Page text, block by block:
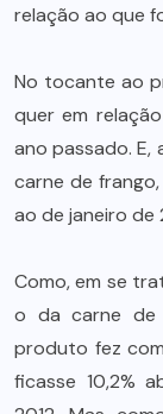
relação ao que
No tocante ao
quer em
ano passado. E,
carne de
ao de janeiro de
Como, em se
o da carne de
produto fez
ficasse 10,2%